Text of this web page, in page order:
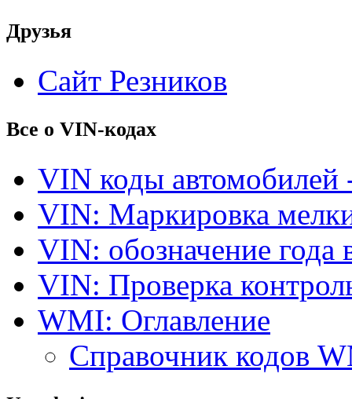
Друзья
Сайт Резников
Все о VIN-кодах
VIN коды автомобилей
VIN: Маркировка
VIN: обозначение года
VIN: Проверка
WMI: Оглавление
Справочник кодов